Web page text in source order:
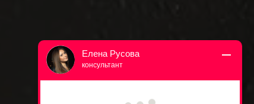
консультант
Подождите, вам пишут сообщение